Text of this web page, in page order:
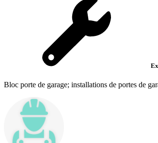
Bloc porte de garage; installations de portes de